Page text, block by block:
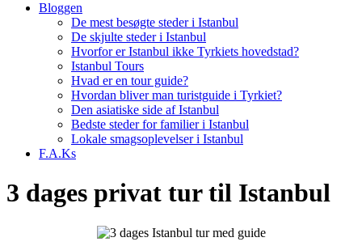
Bloggen
De mest besøgte steder i Istanbul
De skjulte steder i Istanbul
Hvorfor er Istanbul ikke Tyrkiets hovedstad?
Istanbul Tours
Hvad er en tour guide?
Hvordan bliver man turistguide i Tyrkiet?
Den asiatiske side af Istanbul
Bedste steder for familier i Istanbul
Lokale smagsoplevelser i Istanbul
F.A.Ks
3 dages privat tur til Istanbul